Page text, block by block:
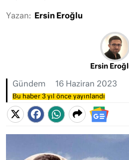
Yazan: Ersin Eroğlu
Ersin
Gündem 16 Haziran 2023
Bu haber 3 yıl önce yayınlandı